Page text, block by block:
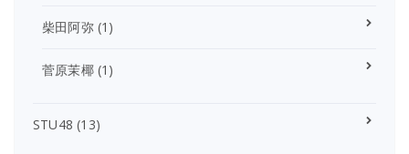
柴田阿弥(1)
菅原茉椰(1)
STU48 (13)